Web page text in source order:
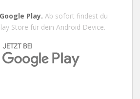
Play. Ab sofort findest du
Store für dein Android Device.